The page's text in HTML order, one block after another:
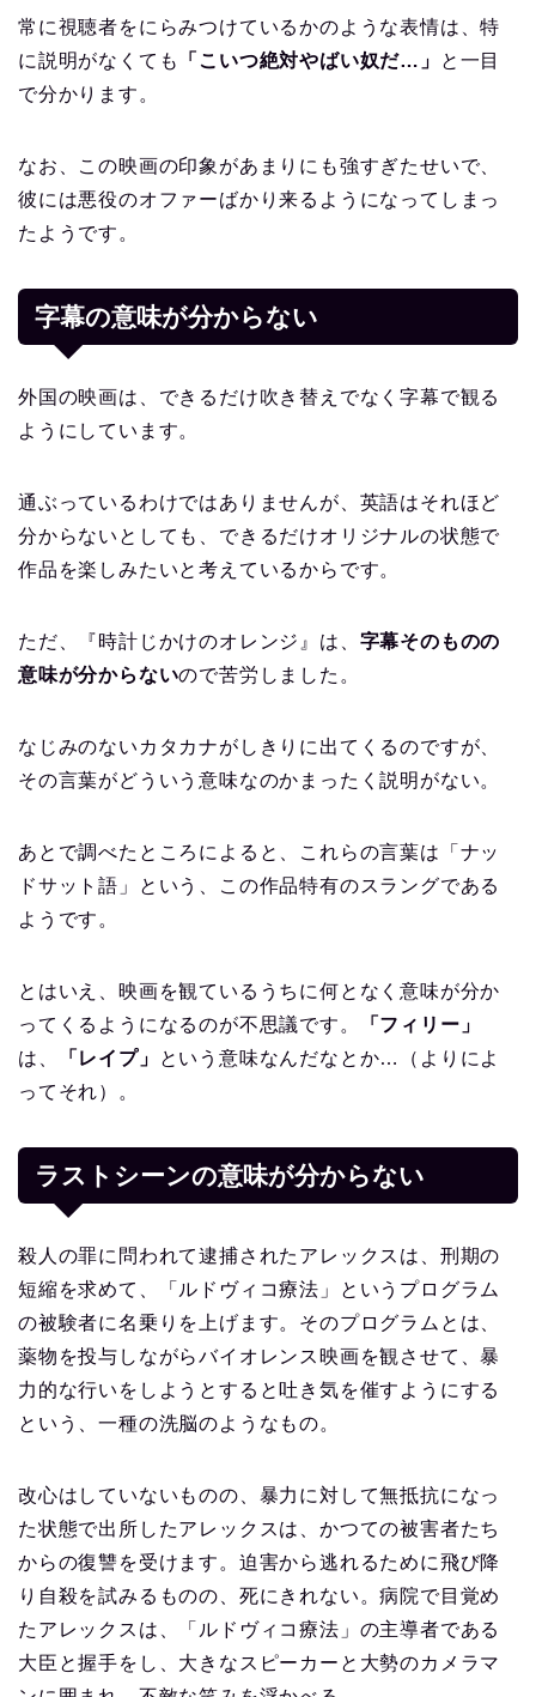
常に視聴者をにらみつけているかのような表情は、特
に説明がなくても
「こいつ絶対やばい奴だ…」
と一目
で分かります。
なお、この映画の印象があまりにも強すぎたせいで、
彼には悪役のオファーばかり来るようになってしまっ
たようです。
字幕の意味が分からない
外国の映画は、できるだけ吹き替えでなく字幕で観る
ようにしています。
通ぶっているわけではありませんが、英語はそれほど
分からないとしても、できるだけオリジナルの状態で
作品を楽しみたいと考えているからです。
ただ、『時計じかけのオレンジ』は、 字幕そのものの
意味が分からないので苦労しました。
なじみのないカタカナがしきりに出てくるのですが、
その言葉がどういう意味なのかまったく説明がない。
あとで調べたところによると、これらの言葉は「ナッ
ドサット語」という、この作品特有のスラングである
ようです。
とはいえ、映画を観ているうちに何となく意味が分か
ってくるようになるのが不思議です。
「フィリー」
は、
「レイプ」
という意味なんだなとか…（よりによ
ってそれ）。
ラストシーンの意味が分からない
殺人の罪に問われて逮捕されたアレックスは、刑期の
短縮を求めて、「ルドヴィコ療法」というプログラム
の被験者に名乗りを上げます。そのプログラムとは、
薬物を投与しながらバイオレンス映画を観させて、暴
力的な行いをしようとすると吐き気を催すようにする
という、一種の洗脳のようなもの。
改心はしていないものの、暴力に対して無抵抗になっ
た状態で出所したアレックスは、かつての被害者たち
からの復讐を受けます。迫害から逃れるために飛び降
り自殺を試みるものの、死にきれない。病院で目覚め
たアレックスは、「ルドヴィコ療法」の主導者である
大臣と握手をし、大きなスピーカーと大勢のカメラマ